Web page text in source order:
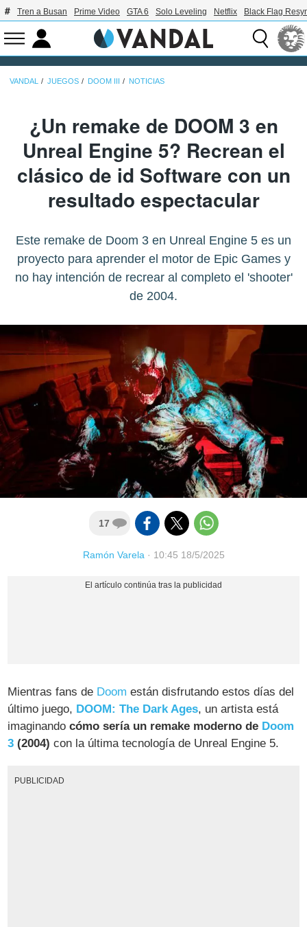
Tren a Busan Prime Video GTA 6 Solo Leveling Netflix Black Flag
VANDAL JUEGOS DOOM III NOTICIAS
¿Un remake de DOOM 3 en
Unreal Engine 5? Recrean el
clásico de id Software con un
resultado espectacular
Este remake de Doom 3 en Unreal Engine 5 es un
proyecto para aprender el motor de Epic Games y
no hay intención de recrear al completo el 'shooter'
de 2004.
17
Ramón Varela· 10:45 18/5/2025
Mientras fans de Doom están disfrutando estos días del
último juego, DOOM: The Dark Ages, un artista está
imaginandocómo sería un remake moderno de Doom
3 (2004) con la última tecnología de Unreal Engine 5.
PUBLICIDAD